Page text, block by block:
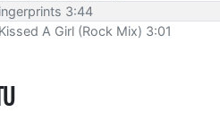
3:44
A Girl (Rock Mix) 3:01